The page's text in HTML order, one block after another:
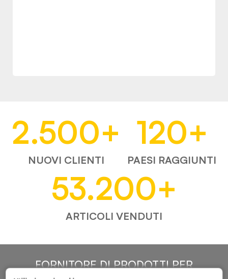
2.500+
NUOVI CLIENTI
120+
PAESI RAGGIUNTI
53.200+
ARTICOLI VENDUTI
FORNITORE DI PRODOTTI PER